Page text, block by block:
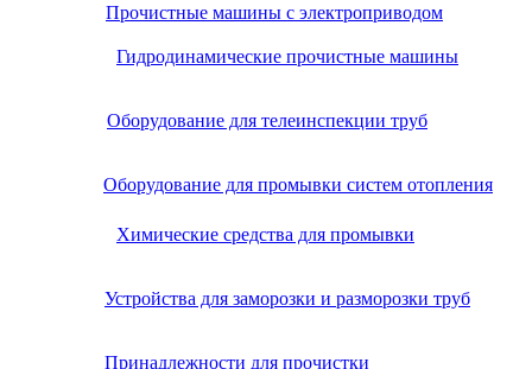
Прочистные машины с электроприводом
Гидродинамические прочистные машины
Оборудование для телеинспекции труб
Оборудование для промывки систем отопления
Химические средства для промывки
Устройства для заморозки и разморозки труб
Принадлежности для прочистки